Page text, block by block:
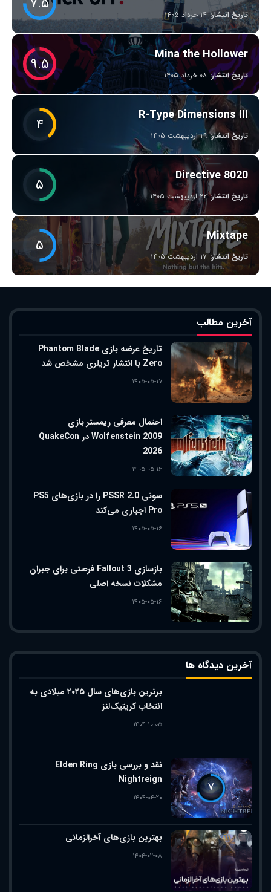
تاریخ انتشار: ۱۴ خرداد ۱۴۰۵
Mina the Hollower
تاریخ انتشار: ۰۸ خرداد ۱۴۰۵
۹.۵
R-Type Dimensions III
تاریخ انتشار: ۲۹ اردیبهشت ۱۴۰۵
۴
Directive 8020
تاریخ انتشار: ۲۲ اردیبهشت ۱۴۰۵
۵
Mixtape
تاریخ انتشار: ۱۷ اردیبهشت ۱۴۰۵
۵
آخرین مطالب
تاریخ عرضه بازی Phantom Blade
Zero با انتشار تریلری مشخص شد
۱۴۰۵-۰۵-۱۷
احتمال معرفی ریمستر بازی
Wolfenstein 2009 در QuakeCon
2026
۱۴۰۵-۰۵-۱۶
سونی PSSR 2.0 را در بازی‌های PS5
Pro اجباری می‌کند
۱۴۰۵-۰۵-۱۶
بازسازی Fallout 3 فرصتی برای جبران
مشکلات نسخه اصلی
۱۴۰۵-۰۵-۱۶
آخرین دیدگاه ها
برترین بازی‌های سال ۲۰۲۵ میلادی به
انتخاب کریتیک‌لنز
۱۴۰۴-۱۰-۰۵
۷
نقد و بررسی بازی Elden Ring
Nightreign
۱۴۰۴-۰۴-۲۰
بهترین بازی‌های آخرالزمانی
۱۴۰۴-۰۲-۰۸